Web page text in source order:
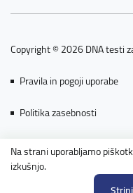
Na strani uporabljamo
izkušnjo.
Copyright © 2026 DNA testi
Pravila in pogoji uporabe
Politika zasebnosti
Piškotki
Powered by nopCommerce